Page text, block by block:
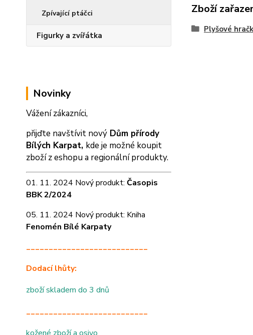
Zpívající ptáčci
Figurky a zvířátka
Novinky
Vážení zákazníci,
přijďte navštívit nový Dům přírody
Bílých Karpat, kde je možné koupit
zboží z eshopu a regionální produkty.
01. 11. 2024 Nový produkt: Časopis
BBK 2/2024
05. 11. 2024 Nový produkt: Kniha
Fenomén Bílé Karpaty
___________________________
Dodací lhůty:
zboží skladem do 3 dnů
___________________________
Zboží
Plyšové